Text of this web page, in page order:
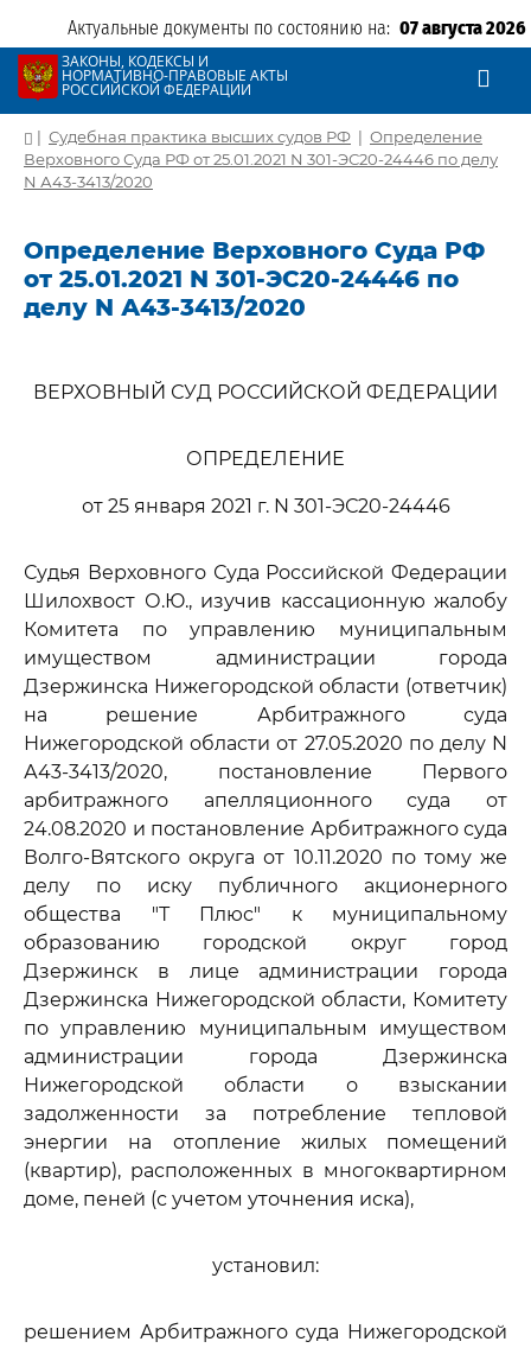
Актуальные документы по состоянию на: 07 августа 2026
ЗАКОНЫ, КОДЕКСЫ И
НОРМАТИВНО-ПРАВОВЫЕ АКТЫ
РОССИЙСКОЙ ФЕДЕРАЦИИ
| Судебная практика высших судов РФ | Определение
Верховного Суда РФ от 25.01.2021 N 301-ЭС20-24446 по делу
N А43-3413/2020
Определение Верховного Суда РФ
от 25.01.2021 N 301-ЭС20-24446 по
делу N А43-3413/2020
ВЕРХОВНЫЙ СУД РОССИЙСКОЙ ФЕДЕРАЦИИ
ОПРЕДЕЛЕНИЕ
от 25 января 2021 г. N 301-ЭС20-24446
Судья Верховного Суда Российской Федерации
Шилохвост О.Ю., изучив кассационную жалобу
Комитета по управлению муниципальным
имуществом администрации города
Дзержинска Нижегородской области (ответчик)
на решение Арбитражного суда
Нижегородской области от 27.05.2020 по делу N
А43-3413/2020, постановление Первого
арбитражного апелляционного суда от
24.08.2020 и постановление Арбитражного суда
Волго-Вятского округа от 10.11.2020 по тому же
делу по иску публичного акционерного
общества "Т Плюс" к муниципальному
образованию городской округ город
Дзержинск в лице администрации города
Дзержинска Нижегородской области, Комитету
по управлению муниципальным имуществом
администрации города Дзержинска
Нижегородской области о взыскании
задолженности за потребление тепловой
энергии на отопление жилых помещений
(квартир), расположенных в многоквартирном
доме, пеней (с учетом уточнения иска),
установил:
решением Арбитражного суда Нижегородской